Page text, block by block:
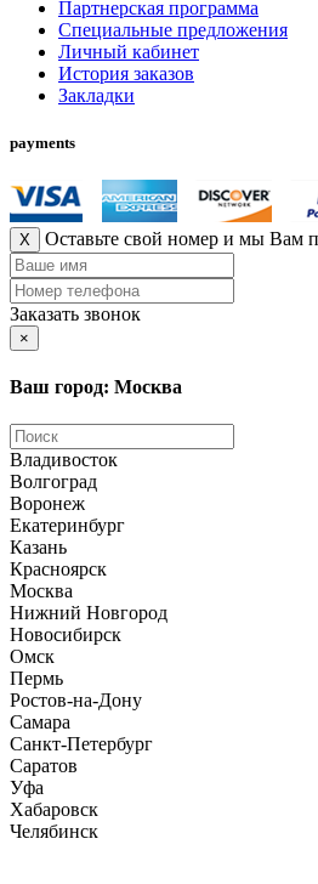
Партнерская программа
Специальные предложения
Личный кабинет
История заказов
Закладки
payments
X Оставьте свой номер и мы Вам
Заказать звонок
×
Ваш город: Москва
Владивосток
Волгоград
Воронеж
Екатеринбург
Казань
Красноярск
Москва
Нижний Новгород
Новосибирск
Омск
Пермь
Ростов-на-Дону
Самара
Санкт-Петербург
Саратов
Уфа
Хабаровск
Челябинск